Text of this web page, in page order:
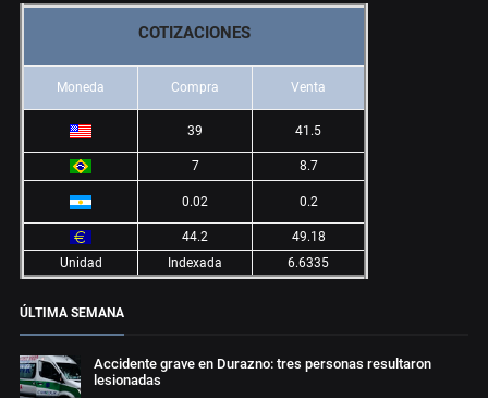
COTIZACIONES
Moneda Compra Venta
39 41.5
7 8.7
0.02 0.2
44.2
49.18
Unidad
Indexada 6.6335
ÚLTIMA SEMANA
Accidente grave en Durazno: tres personas resultaron
lesionadas